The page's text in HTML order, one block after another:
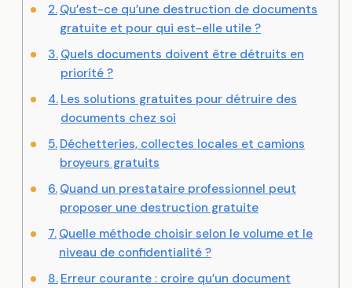
Qu’est-ce qu’une destruction de documents
gratuite et pour qui est-elle utile ?
Quels documents doivent être détruits en
priorité ?
Les solutions gratuites pour détruire des
documents chez soi
Déchetteries, collectes locales et camions
broyeurs gratuits
Quand un prestataire professionnel peut
proposer une destruction gratuite
Quelle méthode choisir selon le volume et le
niveau de confidentialité ?
Erreur courante : croire qu’un document